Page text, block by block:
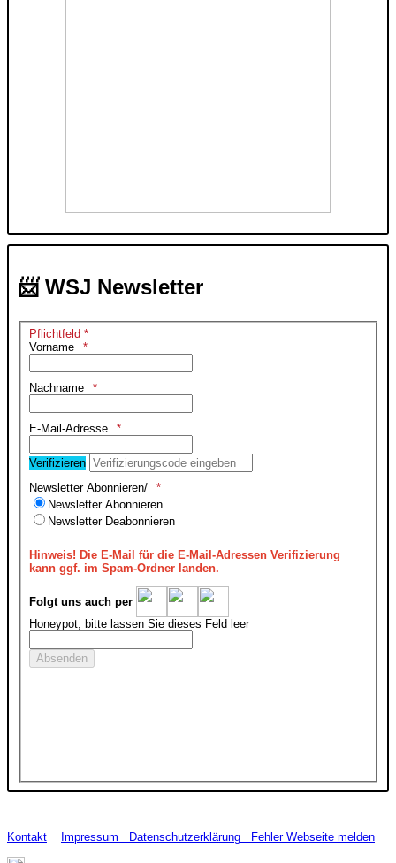
📨 WSJ Newsletter
Pflichtfeld *
Vorname
Nachname
E-Mail-Adresse
Verifizieren
Newsletter Abonnieren/
Newsletter Abonnieren
Newsletter Deabonnieren
Hinweis! Die E-Mail für die E-Mail-Adressen Verifizierung
kann ggf. im Spam-Ordner landen.
Folgt uns auch per
Honeypot, bitte lassen Sie dieses Feld leer
Kontakt Impressum Datenschutzerklärung Fehler Webseite melden